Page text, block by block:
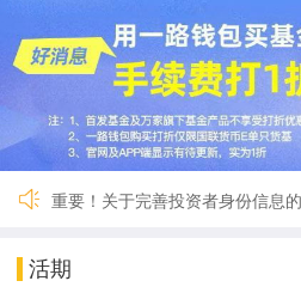
关于一路财富（深圳）基金销售
国寿安保鑫钱包货币A暂停交易
国联货币E 9月27日暂停服务
【重要】一路财富暂停服务3小时
2024年劳动节假期安排公告
2024年春节假期安排公告
【重要】关于暂停新用户注册的
重要！关于完善投资者身份信息
国寿安保鑫钱包货币A暂停交易
国联货币E 9月27日暂停服务
活期